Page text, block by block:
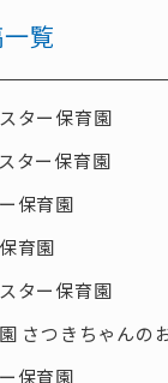
覧
ター保育園
ター保育園
保育園
育園
ター保育園
さつきちゃんの
保育園